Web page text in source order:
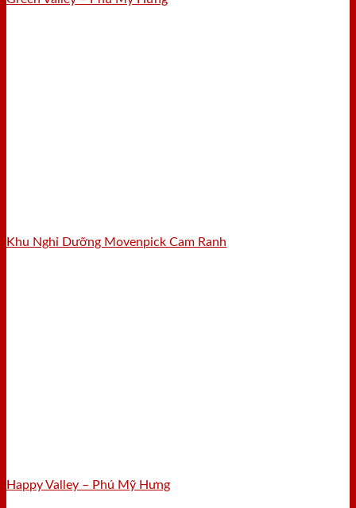
Khu Nghỉ Dưỡng Movenpick Cam Ranh
Happy Valley – Phú Mỹ Hưng